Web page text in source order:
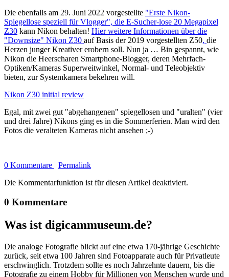
Die ebenfalls am 29. Juni 2022 vorgestellte "Erste Nikon-
Spiegellose speziell für Vlogger", die E-Sucher-lose 20 Megapixel
Z30 kann Nikon behalten! Hier weitere Informationen über die
"Downsize" Nikon Z30 auf Basis der 2019 vorgestellten Z50, die
Herzen junger Kreativer erobern soll. Nun ja … Bin gespannt, wie
Nikon die Heerscharen Smartphone-Blogger, deren Mehrfach-
Optiken/Kameras Superweitwinkel, Normal- und Teleobjektiv
bieten, zur Systemkamera bekehren will.
Nikon Z30 initial review
Egal, mit zwei gut "abgehangenen" spiegellosen und "uralten" (vier
und drei Jahre) Nikons ging es in die Sommerferien. Man wird den
Fotos die veralteten Kameras nicht ansehen ;-)
0 Kommentare
Permalink
Die Kommentarfunktion ist für diesen Artikel deaktiviert.
0 Kommentare
Was ist digicammuseum.de?
Die analoge Fotografie blickt auf eine etwa 170-jährige Geschichte
zurück, seit etwa 100 Jahren sind Fotoapparate auch für Privatleute
erschwinglich. Trotzdem sollte es noch Jahrzehnte dauern, bis die
Fotografie zu einem Hobby für Millionen von Menschen wurde und